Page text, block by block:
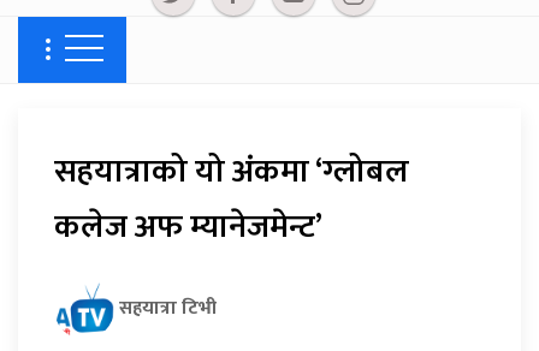
सहयात्राको यो अंकमा ‘ग्लोबल
कलेज अफ म्यानेजमेन्ट’
सहयात्रा टिभी